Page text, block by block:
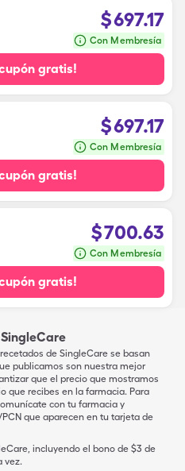
$697.17
Con Membresía
gratis!
$697.17
Con Membresía
gratis!
$700.63
Con Membresía
gratis!
de SingleCare se basan
publicamos son nuestra mejor
que el precio que mostramos
que recibes en la farmacia. Para
con tu farmacia y
que aparecen en tu tarjeta de
incluyendo el bono de $3 de
vez.